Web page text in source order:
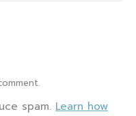
spam. Learn how